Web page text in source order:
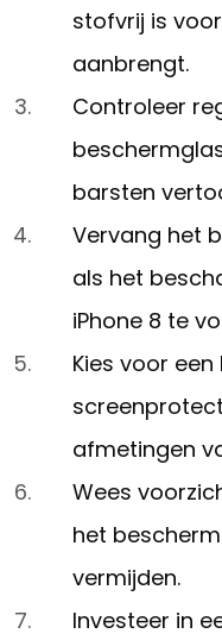
stofvrij is
aanbrengt.
Controleer
barsten
Vervang het
als het
iPhone 8 te
Kies voor
afmetingen
Wees
het
vermijden.
Investeer in